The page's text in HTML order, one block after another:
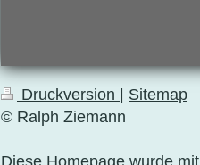
Druckversion
Sitemap
© Ralph Ziemann